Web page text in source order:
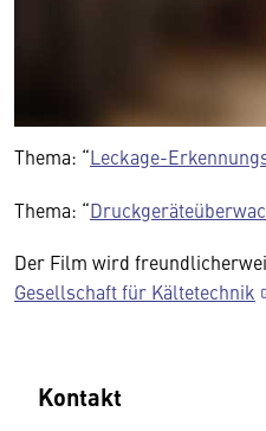
Thema: “Leckage-
Thema: “
Der Film wird
Gesellschaft für Kältetechnik
Kontakt